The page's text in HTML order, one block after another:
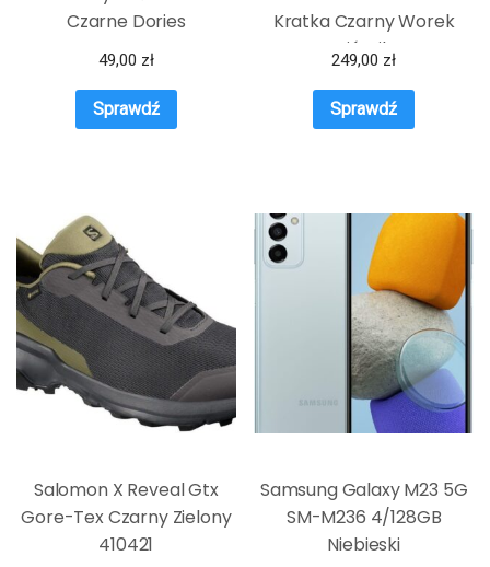
Czarne Dories
49,00 zł
Sprawdź
Kratka Czarny Worek
Piórnik
249,00 zł
Sprawdź
Salomon X Reveal Gtx
Gore-Tex Czarny Zielony
410421
Samsung Galaxy M23 5G
SM-M236 4/128GB
Niebieski